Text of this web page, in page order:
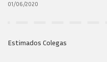
01/06/2020
Estimados Colegas